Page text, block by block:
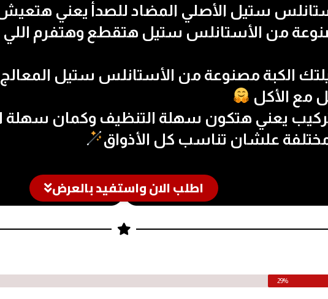
ستيل الأصلي المضاد للصدأ يعني هتعيش
من الأستانلس ستيل هتقطع وهتفرم اللي
الكبة مصنوعة من الأستانلس ستيل
مع الأكل
يعني هتكون سهلة التنظيف وكمان سهلة
علشان تناسب كل الأذواق
اطلب الان واستفيد بالعرض
29%